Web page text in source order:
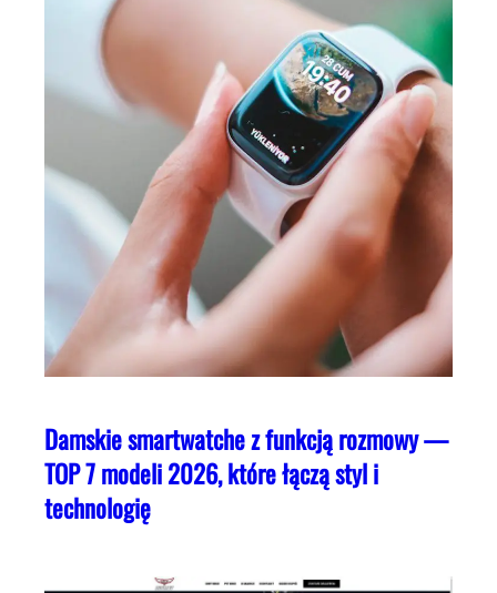
Damskie smartwatche z funkcją rozmowy —
TOP 7 modeli 2026, które łączą styl i
technologię